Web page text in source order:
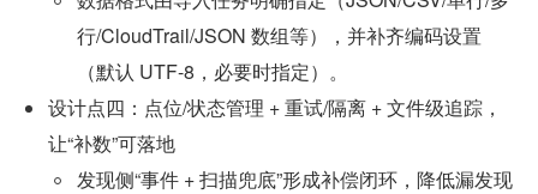
行/CloudTrail/JSON 数组等），并补齐编码设置
（默认 UTF-8，必要时指定）。
设计点四：点位/状态管理 + 重试/隔离 + 文件级追踪，
让“补数”可落地
发现侧“事件 + 扫描兜底”形成补偿闭环，降低漏发现